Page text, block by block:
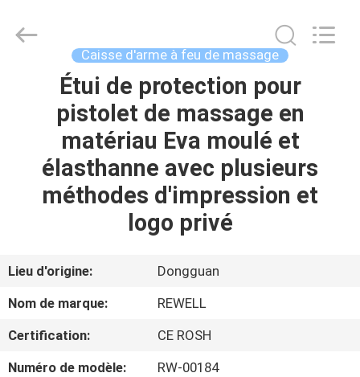
MAISON
PRODUITS
NOUS
D'USINE
Industrial
Group
Caisse d'arme à feu de massage
Étui de protection pour
pistolet de massage en
matériau Eva moulé et
élasthanne avec plusieurs
méthodes d'impression et
logo privé
Lieu d'origine:
Dongguan
Nom de marque:
REWELL
Certification:
CE ROSH
Numéro de modèle:
RW-00184